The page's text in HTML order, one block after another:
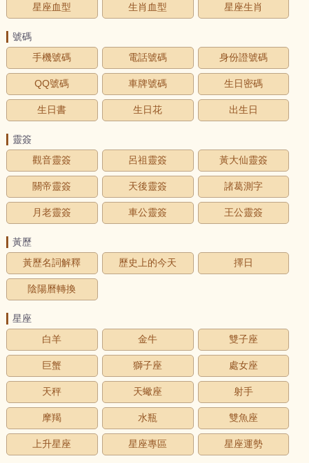
星座血型 生肖血型 星座生肖
號碼
手機號碼
電話號碼 身份證號碼
QQ號碼 車牌號碼 生日密碼
生日書 生日花 出生日
靈簽
觀音靈簽
呂祖靈簽 黃大仙靈簽
關帝靈簽 天後靈簽 諸葛測字
月老靈簽 車公靈簽 王公靈簽
黃歷
黃歷名詞解釋
歷史上的今天 擇日
陰陽曆轉換
星座
白羊
金牛 雙子座
巨蟹 獅子座 處女座
天秤 天蠍座 射手
摩羯 水瓶 雙魚座
上升星座 星座專區 星座運勢